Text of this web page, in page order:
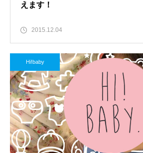
えます！
2015.12.04
Hi!baby